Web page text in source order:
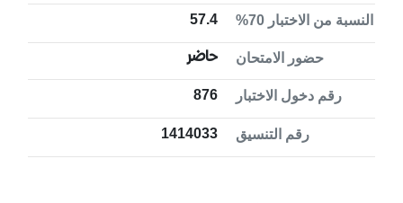
النسبة من الاختبار 70% 57.4
حضور الامتحان حاضر
رقم دخول الاختبار 876
رقم التنسيق 1414033